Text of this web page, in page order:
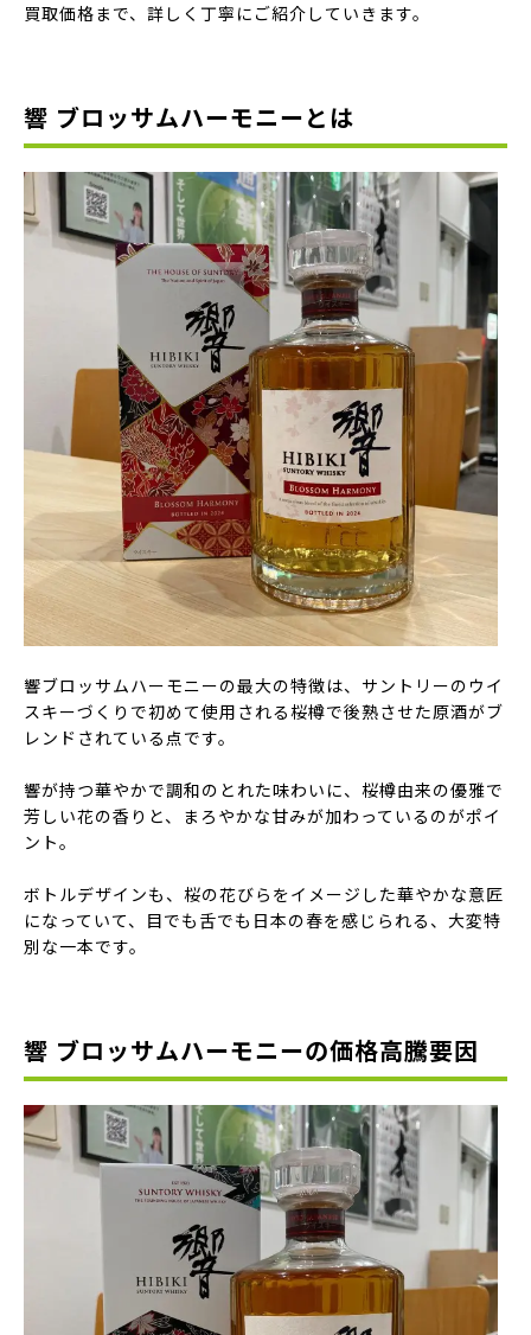
買取価格まで、詳しく丁寧にご紹介していきます。
響 ブロッサムハーモニーとは
響ブロッサムハーモニーの最大の特徴は、サントリーのウイ
スキーづくりで初めて使用される桜樽で後熟させた原酒がブ
レンドされている点です。
響が持つ華やかで調和のとれた味わいに、桜樽由来の優雅で
芳しい花の香りと、まろやかな甘みが加わっているのがポイ
ント。
ボトルデザインも、桜の花びらをイメージした華やかな意匠
になっていて、目でも舌でも日本の春を感じられる、大変特
別な一本です。
響 ブロッサムハーモニーの価格高騰要因